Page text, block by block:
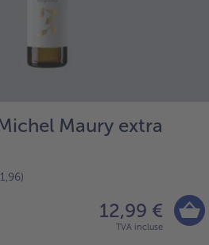
Maury extra
12,99 €
TVA incluse